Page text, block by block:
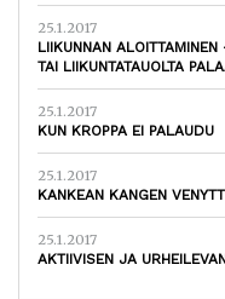
25.1.2017
LIIKUNNAN
TAI LIIKUNTATAUOLTA
25.1.2017
KUN KROPPA EI PALAUDU
25.1.2017
KANKEAN KANGEN
25.1.2017
AKTIIVISEN JA